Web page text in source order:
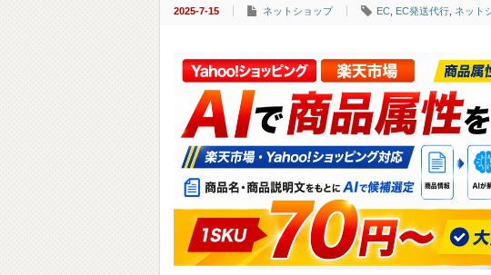
2025-7-15 ネットショップ EC EC発送代行 ネット